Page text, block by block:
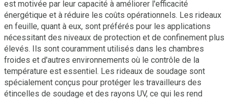
est motivée par leur capacité à améliorer l'efficacité
énergétique et à réduire les coûts opérationnels. Les rideaux
en feuille, quant à eux, sont préférés pour les applications
nécessitant des niveaux de protection et de confinement plus
élevés. Ils sont couramment utilisés dans les chambres
froides et d'autres environnements où le contrôle de la
température est essentiel. Les rideaux de soudage sont
spécialement conçus pour protéger les travailleurs des
étincelles de soudage et des rayons UV, ce qui les rend